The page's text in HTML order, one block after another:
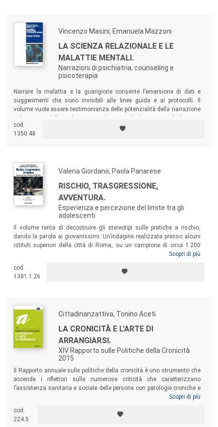
Vincenzo Masini, Emanuela Mazzoni
LA SCIENZA RELAZIONALE E LE
MALATTIE MENTALI.
Narrazioni di psichiatria, counseling e
psicoterapia
Narrare la malattia e la guarigione consente l’emersione di dati e
suggerimenti che sono invisibili alle linee guida e ai protocolli. Il
volume vuole essere testimonianza delle potenzialità della narrazione
dalla loro filosofia di riferimento, dalla loro personalità e, soprattutto,
dal rapporto con alcuni tipi di pazienti per loro elettivi.
cod.
1350.48
Valeria Giordano, Paola Panarese
RISCHIO, TRASGRESSIONE,
AVVENTURA.
Esperienza e percezione del limite tra gli
adolescenti
Il volume tenta di decostruire gli stereotipi sulle pratiche a rischio,
dando la parola ai giovanissimi. Un’indagine realizzata presso alcuni
istituti superiori della città di Roma, su un campione di circa 1.200
studenti tra i 14 e i 20 anni, costituisce il punto di partenza per il
rappresentazione mediatica dei giochi pericolosi, e suggerisce spunti
per nuove e più documentate interpretazioni di questi comportamenti.
Scopri di più
cod.
1381.1.26
Cittadinanzattiva, Tonino Aceti
LA CRONICITÀ E L'ARTE DI
ARRANGIARSI.
XIV Rapporto sulle Politiche della Cronicità
2015
Il Rapporto annuale sulle politiche della cronicità è uno strumento che
accende i riflettori sulle numerose criticità che caratterizzano
l’assistenza sanitaria e sociale delle persone con patologie croniche e
rare e l’impatto di queste sulle famiglie. Il Rapporto rappresenta inoltre
e proposte delle Associazioni che aderiscono al Coordinamento per
superare le difficoltà rilevate.
Scopri di più
cod.
224.5